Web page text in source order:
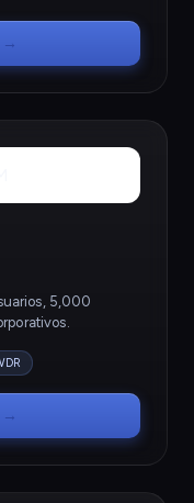
→
5,000
→